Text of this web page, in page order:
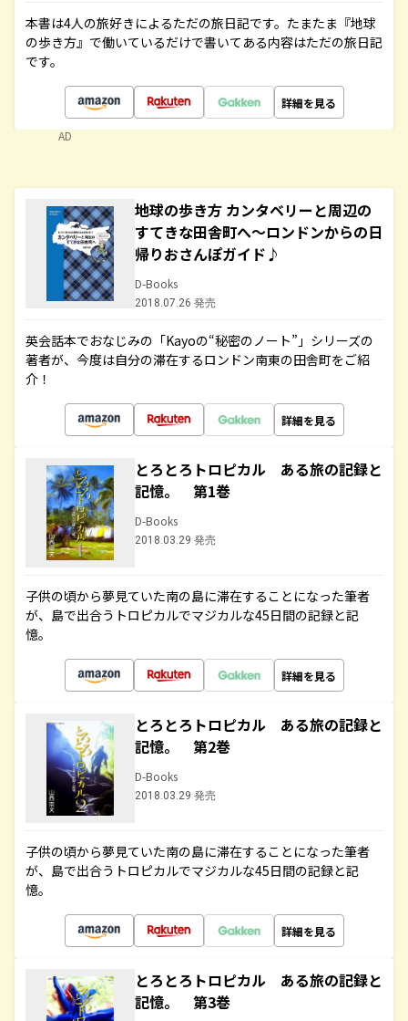
本書は4人の旅好きによるただの旅日記です。たまたま『地球
の歩き方』で働いているだけで書いてある内容はただの旅日記
です。
詳細を見る
AD
地球の歩き方 カンタベリーと周辺の
すてきな田舎町へ～ロンドンからの日
帰りおさんぽガイド♪
D-Books
2018.07.26 発売
英会話本でおなじみの「Kayoの“秘密のノート”」シリーズの
著者が、今度は自分の滞在するロンドン南東の田舎町をご紹
介！
詳細を見る
とろとろトロピカル ある旅の記録と
記憶。 第1巻
D-Books
2018.03.29 発売
子供の頃から夢見ていた南の島に滞在することになった筆者
が、島で出合うトロピカルでマジカルな45日間の記録と記
憶。
詳細を見る
とろとろトロピカル ある旅の記録と
記憶。 第2巻
D-Books
2018.03.29 発売
子供の頃から夢見ていた南の島に滞在することになった筆者
が、島で出合うトロピカルでマジカルな45日間の記録と記
憶。
詳細を見る
とろとろトロピカル ある旅の記録と
記憶。 第3巻